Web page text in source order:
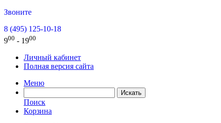
Звоните
8 (495) 125-10-18
900 - 1900
Личный кабинет
Полная версия сайта
Меню
Поиск
Корзина